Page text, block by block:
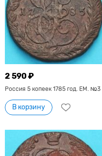
2 590 ₽
Россия 5 копеек 1785 год. ЕМ. №3
В корзину